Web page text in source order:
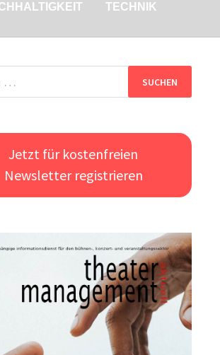
TECHNIK
Jetzt für kostenfreien
Newsletter registrieren